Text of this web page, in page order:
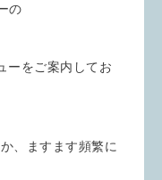
の
ーをご案内してお
、ますます頻繁に